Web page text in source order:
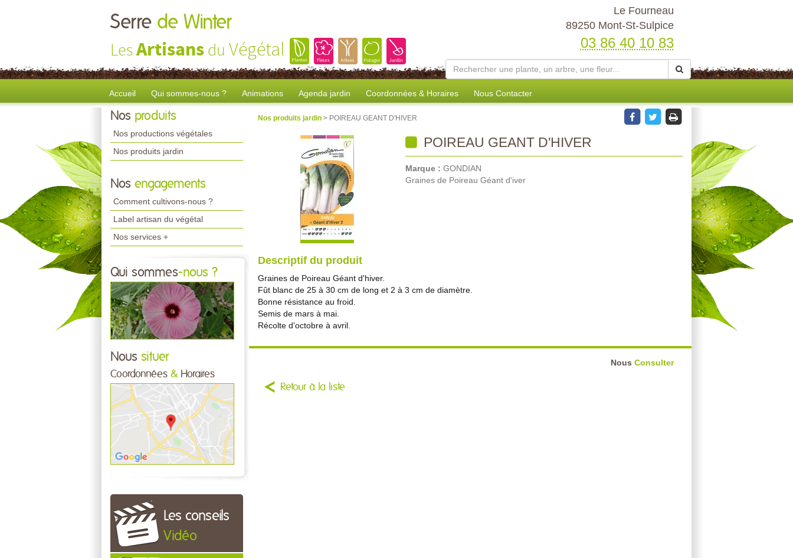
Serre de Winter
LesArtisans du Végétal
Le Fourneau
89250 Mont-St-Sulpice
03 86 40 10 83
Accueil Qui sommes-nous ? Animations Agenda jardin Coordonnées & Horaires Nous Contacter
Nos produits
Nos productions végétales
Nos produits jardin
Nos engagements
Comment cultivons-nous ?
Label artisan du végétal
Nos services +
Qui sommes-nous ?
Nous situer
Coordonnées & Horaires
Les conseils
Vidéo
Nos produits jardin > POIREAU GEANT D'HIVER
POIREAU GEANT D'HIVER
Marque : GONDIAN
Graines de Poireau Géant d'iver
Descriptif du produit
Graines de Poireau Géant d'hiver.
Fût blanc de 25 à 30 cm de long et 2 à 3 cm de diamètre.
Bonne résistance au froid.
Semis de mars à mai.
Récolte d'octobre à avril.
Nous Consulter
Retour à la liste